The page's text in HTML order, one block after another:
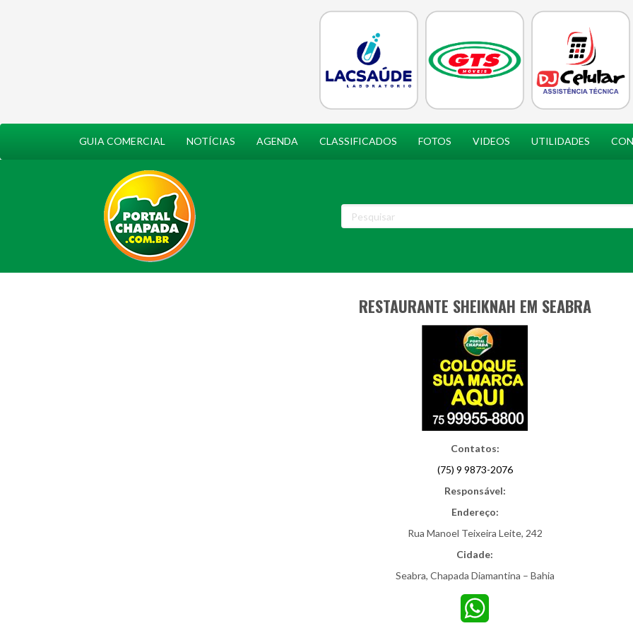
GUIA COMERCIAL NOTÍCIAS AGENDA CLASSIFICADOS FOTOS VIDEOS UTILIDADES
RESTAURANTE SHEIKNAH EM SEABRA
Contatos:
(75) 9 9873-2076
Responsável:
Endereço:
Rua Manoel Teixeira Leite, 242
Cidade:
Seabra, Chapada Diamantina – Bahia